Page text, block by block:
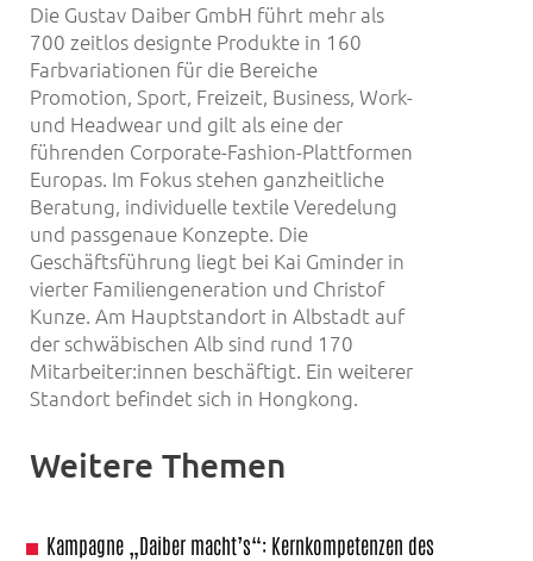
Die Gustav Daiber GmbH führt mehr als
700 zeitlos designte Produkte in 160
Farbvariationen für die Bereiche
Promotion, Sport, Freizeit, Business, Work-
und Headwear und gilt als eine der
führenden Corporate-Fashion-Plattformen
Europas. Im Fokus stehen ganzheitliche
Beratung, individuelle textile Veredelung
und passgenaue Konzepte. Die
Geschäftsführung liegt bei Kai Gminder in
vierter Familiengeneration und Christof
Kunze. Am Hauptstandort in Albstadt auf
der schwäbischen Alb sind rund 170
Mitarbeiter:innen beschäftigt. Ein weiterer
Standort befindet sich in Hongkong.
Weitere Themen
Kampagne „Daiber macht’s“: Kernkompetenzen des